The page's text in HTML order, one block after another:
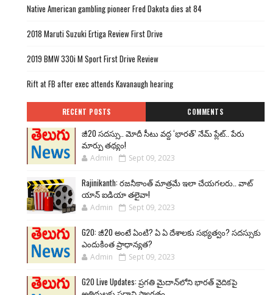
Native American gambling pioneer Fred Dakota dies at 84
2018 Maruti Suzuki Ertiga Review First Drive
2019 BMW 330i M Sport First Drive Review
Rift at FB after exec attends Kavanaugh hearing
RECENT POSTS COMMENTS
జీ20 సదస్సు.. మోదీ సీటు వద్ద ‘భారత్’ నేమ్ ప్లేట్‌.. పేరు
మార్పు తథ్యం!
Admin Sept 09, 2023
Rajinikanth: రజనీకాంత్ మాత్రమే ఇలా చేయగలరు.. వాట్
యాన్ ఐడియా తలైవా!
Admin Sept 09, 2023
G20: జీ20 అంటే ఏంటి? ఏ ఏ దేశాలకు సభ్యత్వం? సదస్సుకు
ఎందుకింత ప్రాధాన్యత?
Admin Sept 09, 2023
G20 Live Updates: ప్రగతి మైదాన్‌లోని భారత్ వైదికపై